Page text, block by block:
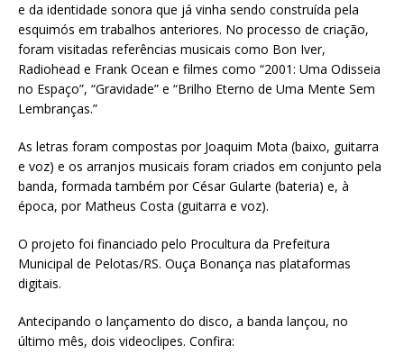
e da identidade sonora que já vinha sendo construída pela
esquimós em trabalhos anteriores. No processo de criação,
foram visitadas referências musicais como Bon Iver,
Radiohead e Frank Ocean e filmes como “2001: Uma Odisseia
no Espaço”, “Gravidade” e “Brilho Eterno de Uma Mente Sem
Lembranças.”
As letras foram compostas por Joaquim Mota (baixo, guitarra
e voz) e os arranjos musicais foram criados em conjunto pela
banda, formada também por César Gularte (bateria) e, à
época, por Matheus Costa (guitarra e voz).
O projeto foi financiado pelo Procultura da Prefeitura
Municipal de Pelotas/RS. Ouça Bonança nas plataformas
digitais.
Antecipando o lançamento do disco, a banda lançou, no
último mês, dois videoclipes. Confira: